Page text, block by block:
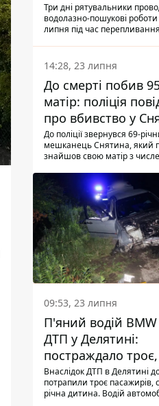
Три дні рятувальники
водолазно-пошукові роботи
липня під час
виявили тіло.
14:28, 23 липня
До смерті побив
матір: поліція
про вбивство у
До поліції звернувся 69-
мешканець Снятина, який
знайшов свою матір з
з'ясували правоохоронці, ці
наніс її син.
09:53, 23 липня
П'яний водій
ДТП у Делятині:
постраждало
них - дитина
Внаслідок ДТП в Делятині до
потрапили троє пасажирів,
річна дитина. Водій